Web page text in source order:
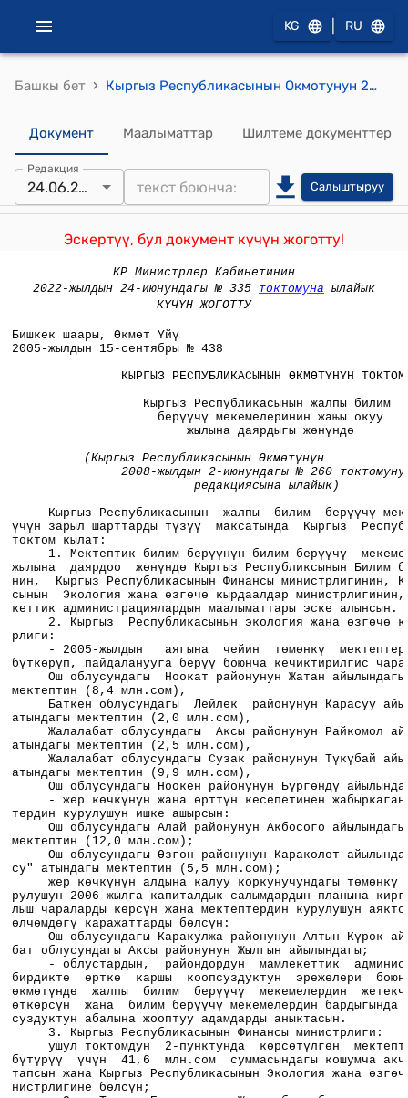
KG RU
Башкы бет › Кыргыз Республикасынын Окмотунун 2005-жылдын 15-сентябрындагы, № 438 "Кыргыз Республикасынын жалпы билим беруучу мекемелеринин жаны окуу жылына даярдыгы жонундо" токтому
Документ Маалыматтар Шилтеме документтер
Редакция
24.06.2022 Салыштыруу
Эскертүү, бул документ күчүн жоготту!